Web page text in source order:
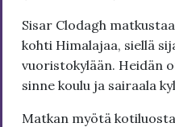
Sisar Clodagh
kohti Himalajaa, siellä
vuoristokylään. Heidän
sinne koulu ja sairaala
Matkan myötä